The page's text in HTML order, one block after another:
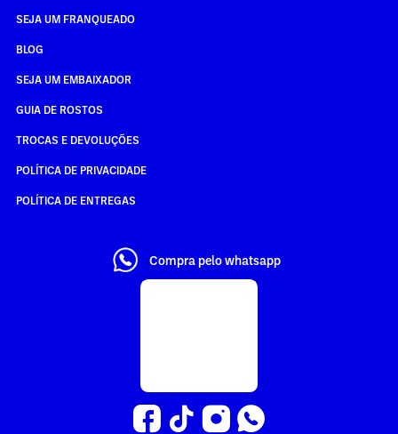
SEJA UM FRANQUEADO
BLOG
SEJA UM EMBAIXADOR
GUIA DE ROSTOS
TROCAS E DEVOLUÇÕES
POLÍTICA DE PRIVACIDADE
POLÍTICA DE ENTREGAS
Compra pelo whatsapp